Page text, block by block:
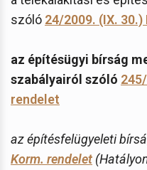
szóló 24/2009. (IX.
az építésügyi bírság
szabályairól szóló
rendelet
az építésfelügyeleti
Korm. rendelet